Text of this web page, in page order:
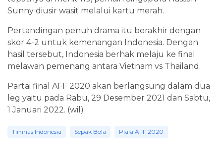
Sunny diusir wasit melalui kartu merah.
Pertandingan penuh drama itu berakhir dengan
skor 4-2 untuk kemenangan Indonesia. Dengan
hasil tersebut, Indonesia berhak melaju ke final
melawan pemenang antara Vietnam vs Thailand.
Partai final AFF 2020 akan berlangsung dalam dua
leg yaitu pada Rabu, 29 Desember 2021 dan Sabtu,
1 Januari 2022. (wil)
Timnas Indonesia Sepak Bola Piala AFF 2020